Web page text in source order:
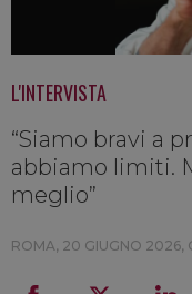
L'INTERVISTA
“Siamo bravi a
abbiamo limiti.
meglio”
ROMA, 20 GIUGNO 2026,